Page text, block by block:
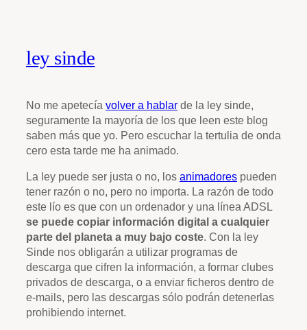
ley sinde
No me apetecía volver a hablar de la ley sinde,
seguramente la mayoría de los que leen este blog
saben más que yo. Pero escuchar la tertulia de onda
cero esta tarde me ha animado.
La ley puede ser justa o no, los animadores pueden
tener razón o no, pero no importa. La razón de todo
este lío es que con un ordenador y una línea ADSL
se puede copiar información digital a cualquier
parte del planeta a muy bajo coste. Con la ley
Sinde nos obligarán a utilizar programas de
descarga que cifren la información, a formar clubes
privados de descarga, o a enviar ficheros dentro de
e-mails, pero las descargas sólo podrán detenerlas
prohibiendo internet.